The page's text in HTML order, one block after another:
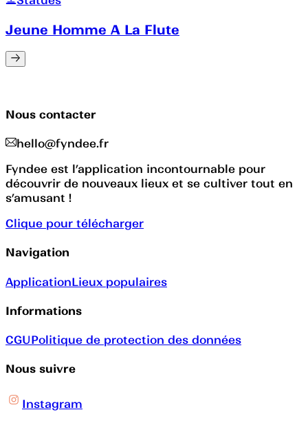
Jeune Homme A La Flute
Nous contacter
hello@fyndee.fr
Fyndee est l’application incontournable pour
découvrir de nouveaux lieux et se cultiver tout en
s’amusant !
Clique pour télécharger
Navigation
ApplicationLieux populaires
Informations
CGUPolitique de protection des données
Nous suivre
Instagram